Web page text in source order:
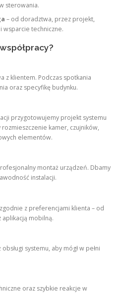
sterowania.
– od doradztwa, przez projekt,
wsparcie techniczne.
z klientem. Podczas spotkania
oraz specyfikę budynku.
przygotowujemy projekt systemu
kamer, czujników,
elementów.
montaż urządzeń. Dbamy
instalacji.
z preferencjami klienta – od
mobilną.
systemu, aby mógł w pełni
oraz szybkie reakcje w